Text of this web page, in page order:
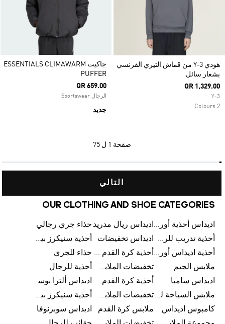
هودي Y-3 من قماش التيري الفرنسي
بشعار سائل
QR 1,329.00
Y-3
2 Colours
جاكيت ESSENTIALS CLIMAWARM
PUFFER
QR 659.00
الرجال Sportswear
جديد
صفحة 1 ل 75
التالي
OUR CLOTHING AND SHOE CATEGORIES
اديداس أحذية أورجينالز اديداس ريال مدريد حذاء جري رجالي
أحذية تدريب للرجال
اديداس تخفيضات
أحذية سنيكرز بيضاء للرجال
أحذية اديداس أورجينال للنساء
أحذية كرة القدم للرجال حذاء للجري
ملابس الجيم
تخفيضات الملابس للأطفال
أحذية للرجال
اديداس سامبا
أحذية كرة القدم
اديداس ألترا بوست
ملابس السباحة للرجال
تخفيضات الملابس الرياضية
أحذية سنيكرز بيضاء للرجال
كامبوس اديداس
ملابس كرة القدم
اديداس سوبرنوفا